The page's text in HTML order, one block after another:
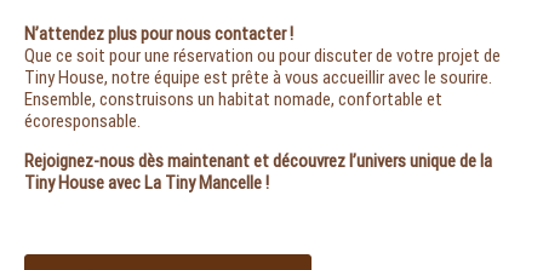
N’attendez plus pour nous contacter !
Que ce soit pour une réservation ou pour discuter de votre projet de
Tiny House, notre équipe est prête à vous accueillir avec le sourire.
Ensemble, construisons un habitat nomade, confortable et
écoresponsable.
Rejoignez-nous dès maintenant et découvrez l’univers unique de la
Tiny House avec La Tiny Mancelle !